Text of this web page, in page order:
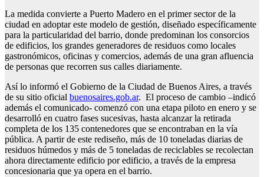
La medida convierte a Puerto Madero en el primer sector de la
ciudad en adoptar este modelo de gestión, diseñado específicamente
para la particularidad del barrio, donde predominan los consorcios
de edificios, los grandes generadores de residuos como locales
gastronómicos, oficinas y comercios, además de una gran afluencia
de personas que recorren sus calles diariamente.
Así lo informó el Gobierno de la Ciudad de Buenos Aires, a través
de su sitio oficial buenosaires.gob.ar. El proceso de cambio –indicó
además el comunicado- comenzó con una etapa piloto en enero y se
desarrolló en cuatro fases sucesivas, hasta alcanzar la retirada
completa de los 135 contenedores que se encontraban en la vía
pública. A partir de este rediseño, más de 10 toneladas diarias de
residuos húmedos y más de 5 toneladas de reciclables se recolectan
ahora directamente edificio por edificio, a través de la empresa
concesionaria que ya opera en el barrio.